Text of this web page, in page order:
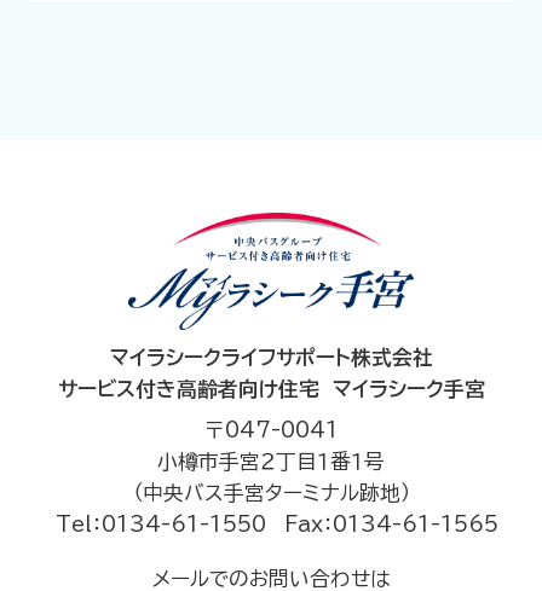
マイラシークライフサポート株式会社
サービス付き高齢者向け住宅 マイラシーク手宮
〒047-0041
小樽市手宮２丁目１番１号
（中央バス手宮ターミナル跡地）
Tel：0134-61-1550
Fax：0134-61-1565
メールでのお問い合わせは